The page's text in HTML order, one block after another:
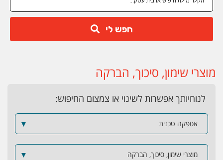
חפש לי
מוצרי שימון, סיכוך, הברקה
לנוחיותך אפשרות לשינוי או צמצום החיפוש:
אספקה טכנית ▼
מוצרי שימון, סיכוך, הברקה ▼